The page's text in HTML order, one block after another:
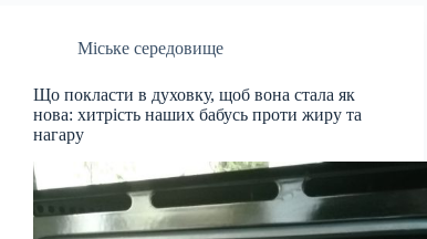
Міське середовище
Що покласти в духовку, щоб вона стала як
нова: хитрість наших бабусь проти жиру та
нагару